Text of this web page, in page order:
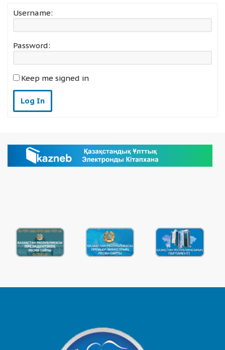
Username:
Password:
Keep me signed in
Log In